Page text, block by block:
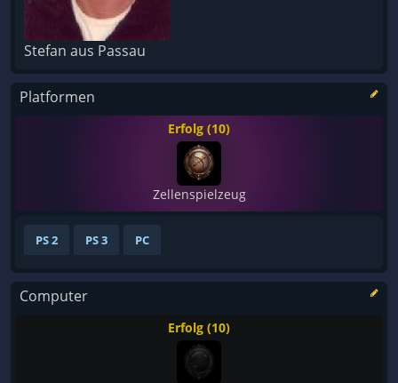
Stefan aus Passau
Platformen
Erfolg (10)
Zellenspielzeug
PS 2 PS 3 PC
Computer
Erfolg (10)